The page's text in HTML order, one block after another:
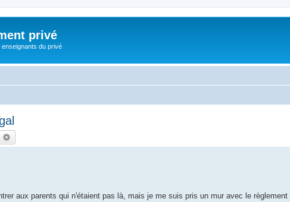
privé
du privé
Rechercher
aux parents qui n'étaient pas là, mais je me suis pris un mur avec le